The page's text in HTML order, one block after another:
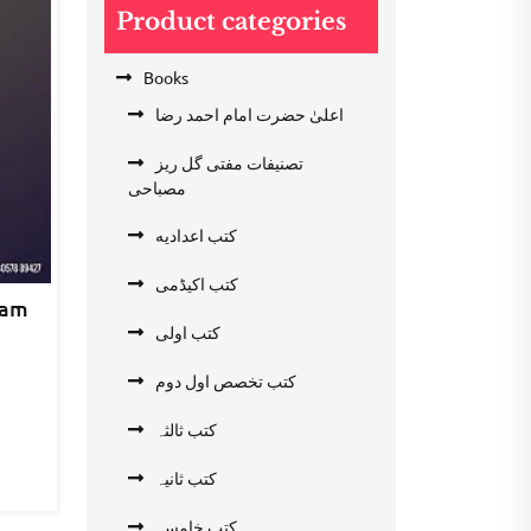
Product categories
Books
اعلیٰ حضرت امام احمد رضا
تصنیفات مفتی گل ریز
مصباحی
کتب اعدادیه
کتب اکیڈمی
کتب اولی
کتب تخصص اول دوم
کتب ثالثہ
کتب ثانیہ
کتب خامسہ